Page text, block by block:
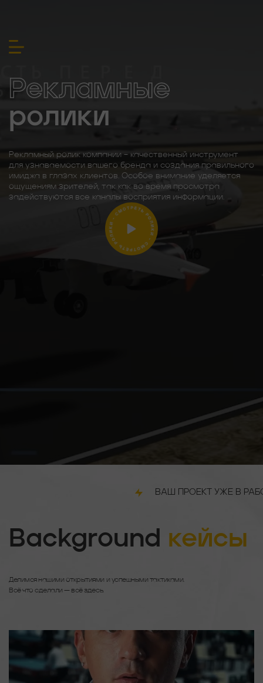
Рекламные
ролики
Рекламный ролик компании – качественный инструмент
для узнаваемости вашего бренда и создания правильного
имиджа в глазах клиентов. Особое внимание уделяется
ощущениям зрителей, так как во время просмотра
задействуются все каналы восприятия информации.
ВАШ ПРОЕКТ УЖЕ В РАБОТЕ
Background кейсы
Делимся нашими открытиями и успешными тактиками.
Всё что сделали — всё здесь.